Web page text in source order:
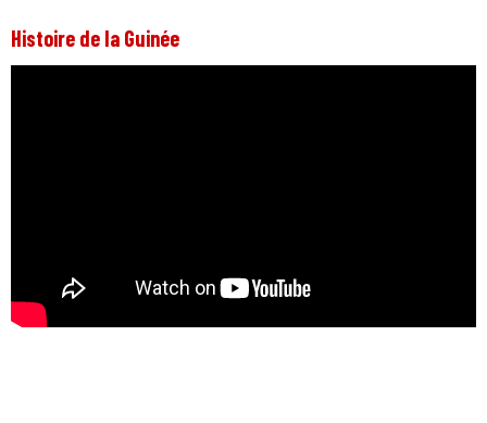
Histoire de la Guinée